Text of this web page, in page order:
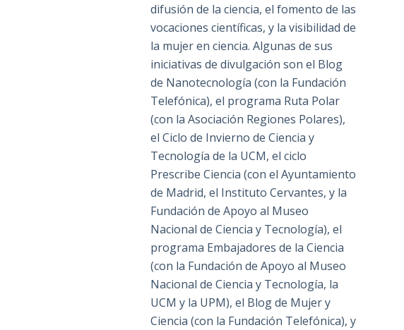
difusión de la ciencia, el fomento de las
vocaciones científicas, y la visibilidad de
la mujer en ciencia. Algunas de sus
iniciativas de divulgación son el Blog
de Nanotecnología (con la Fundación
Telefónica), el programa Ruta Polar
(con la Asociación Regiones Polares),
el Ciclo de Invierno de Ciencia y
Tecnología de la UCM, el ciclo
Prescribe Ciencia (con el Ayuntamiento
de Madrid, el Instituto Cervantes, y la
Fundación de Apoyo al Museo
Nacional de Ciencia y Tecnología), el
programa Embajadores de la Ciencia
(con la Fundación de Apoyo al Museo
Nacional de Ciencia y Tecnología, la
UCM y la UPM), el Blog de Mujer y
Ciencia (con la Fundación Telefónica), y